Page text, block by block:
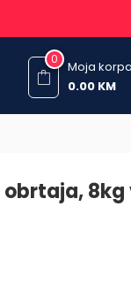
0
Moja korpa
0.00 KM
obrtaja,